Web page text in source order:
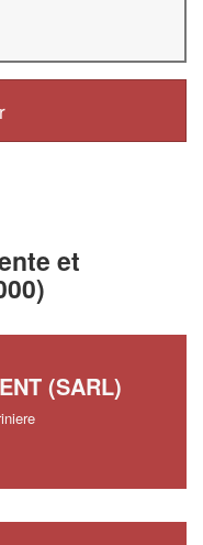
et
(SARL)